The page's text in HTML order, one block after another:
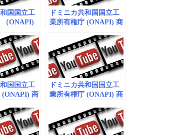
国国立工
（ONAPI)
ドミニカ共和国国立工
業所有権庁 (ONAPI) 商
国国立工
(ONAPI) 商
ドミニカ共和国国立工
業所有権庁 (ONAPI) 商